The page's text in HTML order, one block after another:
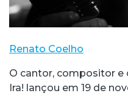
Renato Coelho
O cantor, compositor e
Ira! lançou em 19 de